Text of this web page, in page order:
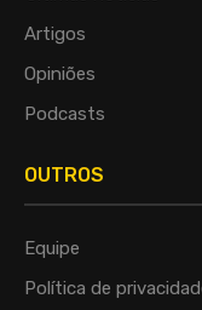
Artigos
Opiniões
Podcasts
OUTROS
Equipe
Política de